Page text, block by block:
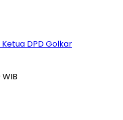
DPD Golkar